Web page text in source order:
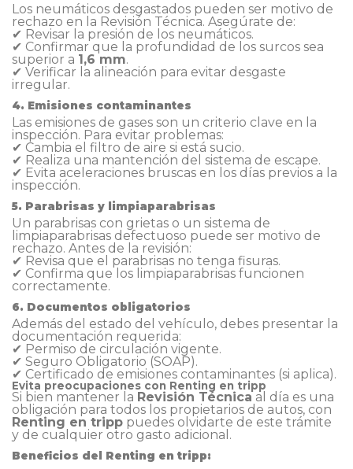
Los neumáticos desgastados pueden ser motivo de
rechazo en la Revisión Técnica. Asegúrate de:
✔ Revisar la presión de los neumáticos.
✔ Confirmar que la profundidad de los surcos sea
superior a 1,6 mm.
✔ Verificar la alineación para evitar desgaste
irregular.
4. Emisiones contaminantes
Las emisiones de gases son un criterio clave en la
inspección. Para evitar problemas:
✔ Cambia el filtro de aire si está sucio.
✔ Realiza una mantención del sistema de escape.
✔ Evita aceleraciones bruscas en los días previos a la
inspección.
5. Parabrisas y limpiaparabrisas
Un parabrisas con grietas o un sistema de
limpiaparabrisas defectuoso puede ser motivo de
rechazo. Antes de la revisión:
✔ Revisa que el parabrisas no tenga fisuras.
✔ Confirma que los limpiaparabrisas funcionen
correctamente.
6. Documentos obligatorios
Además del estado del vehículo, debes presentar la
documentación requerida:
✔ Permiso de circulación vigente.
✔ Seguro Obligatorio (SOAP).
✔ Certificado de emisiones contaminantes (si aplica).
Evita preocupaciones con Renting en tripp
Si bien mantener la Revisión Técnicaal día es una
obligación para todos los propietarios de autos, con
Renting en tripp puedes olvidarte de este trámite
y de cualquier otro gasto adicional.
Beneficios del Renting en tripp: